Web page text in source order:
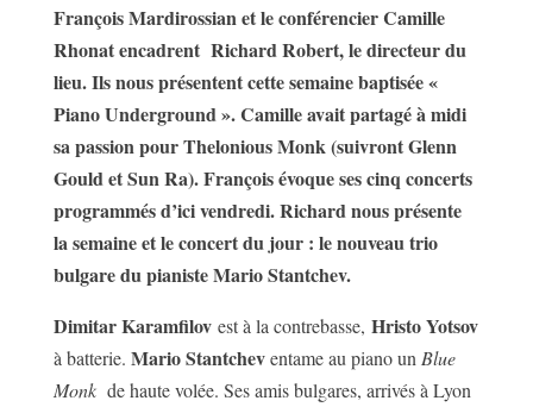
François Mardirossian et le conférencier Camille
Rhonat encadrent Richard Robert, le directeur du
lieu. Ils nous présentent cette semaine baptisée «
Piano Underground ». Camille avait partagé à midi
sa passion pour Thelonious Monk (suivront Glenn
Gould et Sun Ra). François évoque ses cinq concerts
programmés d’ici vendredi. Richard nous présente
la semaine et le concert du jour : le nouveau trio
bulgare du pianiste Mario Stantchev.
Dimitar Karamfilov est à la contrebasse, Hristo Yotsov
à batterie. Mario Stantcheventame au piano un Blue
Monk de haute volée. Ses amis bulgares, arrivés à Lyon